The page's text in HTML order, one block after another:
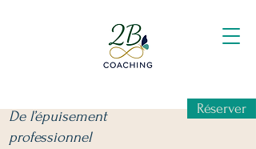
De l’épuisement
professionnel
Réserver